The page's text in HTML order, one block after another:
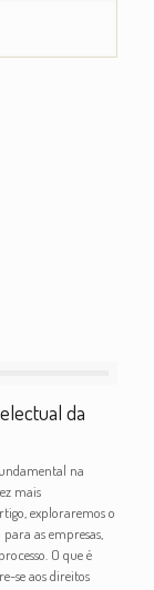
da
na
mais
exploraremos o
as empresas,
O que é
se aos direitos